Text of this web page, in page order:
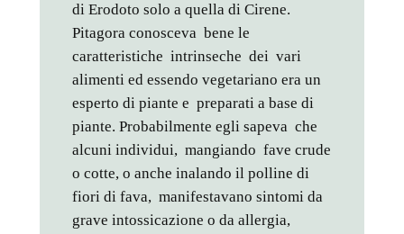
di Erodoto solo a quella di Cirene.
Pitagora conosceva bene le
caratteristiche intrinseche dei vari
alimenti ed essendo vegetariano era un
esperto di piante e preparati a base di
piante. Probabilmente egli sapeva che
alcuni individui, mangiando fave crude
o cotte, o anche inalando il polline di
fiori di fava, manifestavano sintomi da
grave intossicazione o da allergia,